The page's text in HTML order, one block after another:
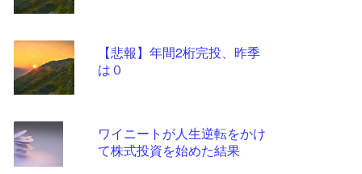
【悲報】年間2桁完投、昨季
は０
ワイニートが人生逆転をかけ
て株式投資を始めた結果